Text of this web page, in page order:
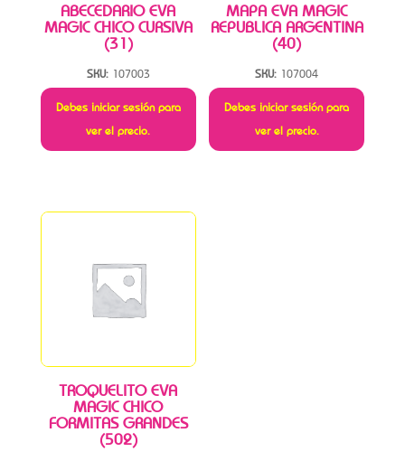
ABECEDARIO EVA
MAGIC CHICO CURSIVA
(31)
SKU: 107003
Debes iniciar sesión para
ver el precio.
MAPA EVA MAGIC
REPUBLICA ARGENTINA
(40)
SKU: 107004
Debes iniciar sesión para
ver el precio.
TROQUELITO EVA
MAGIC CHICO
FORMITAS GRANDES
(502)